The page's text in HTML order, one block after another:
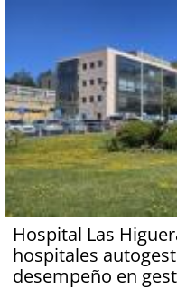
Hospital Las
hospitales
desempeño en